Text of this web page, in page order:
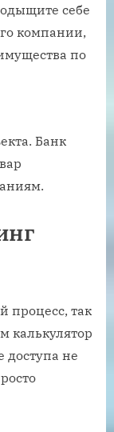
себе
компании,
по
Банк
процесс, так
калькулятор
не